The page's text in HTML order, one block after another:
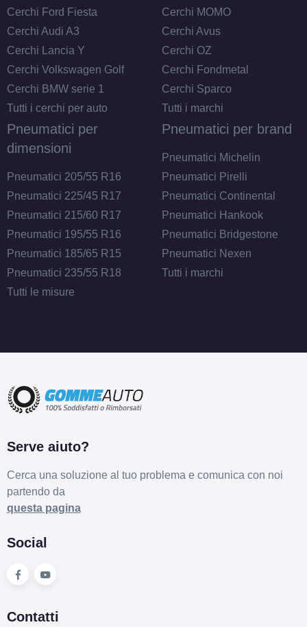
175/70 R14 84T M+S
Disponibile
Cerchi Ford Fiesta
Cerchi Audi A3
Cerchi Lancia Y
Cerchi Volkswagen Golf
Cerchi BMW serie 1
Tutti i cerchi per auto
Cerchi MOMO
Cerchi Avus
Cerchi OZ
Cerchi Fondmetal
Cerchi Sparco
Tutti i marchi
Pneumatici per
dimensioni
Pneumatici 205/55 R16
Pneumatici 225/45 R17
Pneumatici 215/60 R17
Pneumatici 195/55 R16
Pneumatici 185/65 R15
Pneumatici 235/55 R18
Tutti le misure
Pneumatici per brand
Pneumatici Michelin
Pneumatici Pirelli
Pneumatici Continental
Pneumatici Hankook
Pneumatici Bridgestone
Pneumatici Nexen
Tutti i marchi
Serve aiuto?
Cerca una soluzione al tuo problema e comunica con noi
partendo da
questa pagina
Social
Contatti